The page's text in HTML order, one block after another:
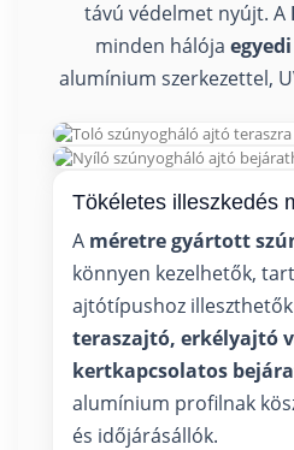
távú védelmet nyújt. A
minden hálója
alumínium szerkezettel,
Tökéletes illeszkedés
A méretre gyártott
könnyen kezelhetők,
ajtótípushoz illeszthetők
teraszajtó, erkélyajtó
kertkapcsolatos
alumínium profilnak
és időjárásállók.